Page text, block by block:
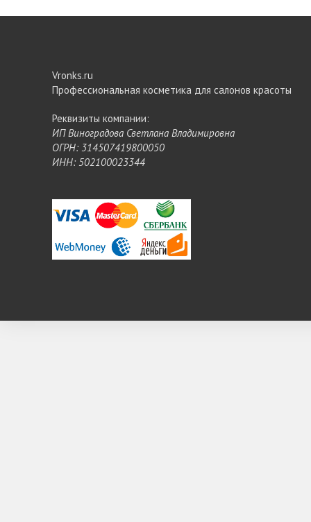
Vronks.ru
Профессиональная косметика для салонов красоты
Реквизиты компании:
ИП Виноградова Светлана Владимировна
ОГРН: 314507419800050
ИНН: 502100023344